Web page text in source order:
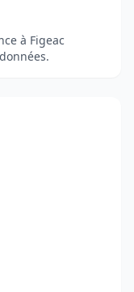
à Figeac